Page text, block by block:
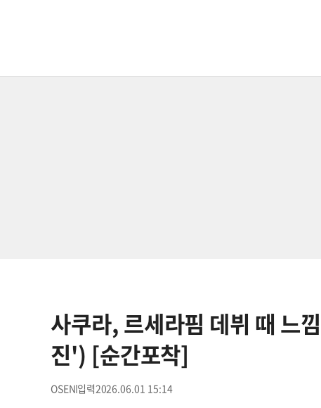
사쿠라, 르세라핌 데뷔 때 느
진') [순간포착]
OSEN 2026.06.01 15:14